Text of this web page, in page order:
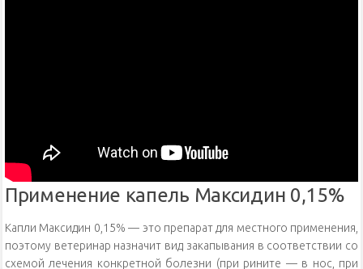
Применение капель Максидин 0,15%
Капли Максидин 0,15% — это препарат для местного применения,
поэтому ветеринар назначит вид закапывания в соответствии со
схемой лечения конкретной болезни (при рините — в нос, при